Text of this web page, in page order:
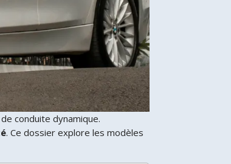
conduite dynamique.
. Ce dossier explore les modèles